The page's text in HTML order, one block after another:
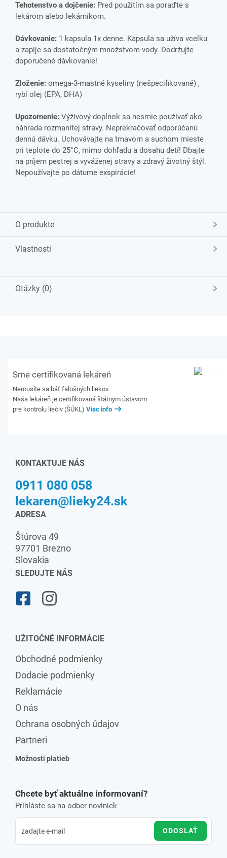
Tehotenstvo a dojčenie: Pred použitím sa poraďte s
lekárom alebo lekárnikom.
Dávkovanie: 1 kapsula 1x denne. Kapsula sa užíva vcelku
a zapije sa dostatočným množstvom vody. Dodržujte
doporučené dávkovanie!
Zloženie: omega-3-mastné kyseliny (nešpecifikované) ,
rybí olej (EPA, DHA)
Upozornenie: Výživový doplnok sa nesmie používať ako
náhrada rozmanitej stravy. Neprekračovať odporúčanú
dennú dávku. Uchovávajte na tmavom a suchom mieste
pri teplote do 25°C, mimo dohľadu a dosahu detí! Dbajte
na príjem pestrej a vyváženej stravy a zdravý životný štýl.
Nepoužívajte po dátume exspirácie!
O produkte
Vlastnosti
Otázky (0)
Sme certifikovaná lekáreň
Nemusíte sa báť falošných liekov.
Naša lekáreň je certifikovaná štátnym ústavom
pre kontrolu liečiv (ŠÚKL) Viac info
KONTAKTUJE NÁS
0911 080 058
lekaren@lieky24.sk
ADRESA
Štúrova 49
97701 Brezno
Slovakia
SLEDUJTE NÁS
UŽITOČNÉ INFORMÁCIE
Obchodné podmienky
Dodacie podmienky
Reklamácie
O nás
Ochrana osobných údajov
Partneri
Možnosti platieb
Chcete byť aktuálne informovaní?
Prihláste sa na odber noviniek
ODOSLAŤ